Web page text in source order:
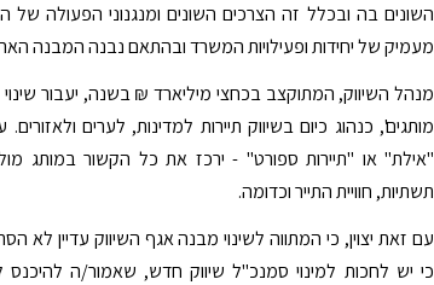
השונים בה ובכלל זה הצרכים השונים ומנגנוני הפעולה
מעמיק של יחידות ופעילויות המשרד ובהתאם נבנה המבנה
מנהל השיווק, המתוקצב בכחצי מיליארד ₪ בשנה, יעבור
מותגים', כנהוג כיום בשיווק תיירות למדינות, לערים
"אילת" או "תיירות ספורט" - ירכז את כל הקשור במותג
תשתיות, חוויית התייר וכדומה.
עם זאת יצוין, כי המתווה לשינוי מבנה אגף השיווק עדיין
כי יש לחכות למינוי סמנכ"ל שיווק חדש, שאמור/ה להיכנס